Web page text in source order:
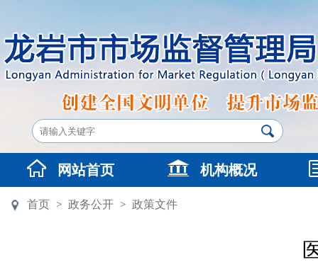
网站首页 机构概况
首页 > 政务公开 > 政策文件